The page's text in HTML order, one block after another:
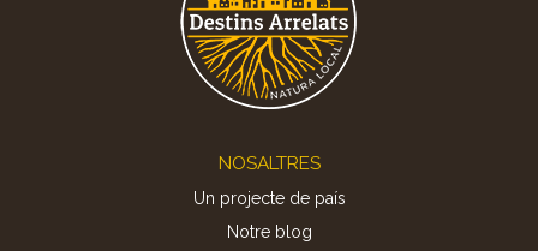
NOSALTRES
Un projecte de país
Notre blog